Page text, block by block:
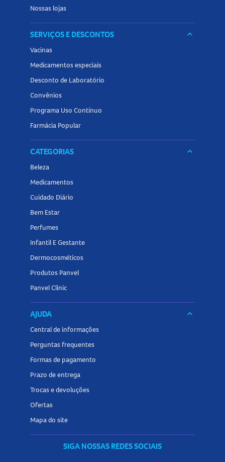
Nossas lojas
SERVIÇOS E DESCONTOS keyboard_arrow_down
Vacinas
Medicamentos especiais
Desconto de Laboratório
Convênios
Programa Uso Contínuo
Farmácia Popular
CATEGORIAS keyboard_arrow_down
Beleza
Medicamentos
Cuidado Diário
Bem Estar
Perfumes
Infantil E Gestante
Dermocosméticos
Produtos Panvel
Panvel Clinic
AJUDA keyboard_arrow_down
Central de informações
Perguntas frequentes
Formas de pagamento
Prazo de entrega
Trocas e devoluções
Ofertas
Mapa do site
SIGA NOSSAS REDES SOCIAIS